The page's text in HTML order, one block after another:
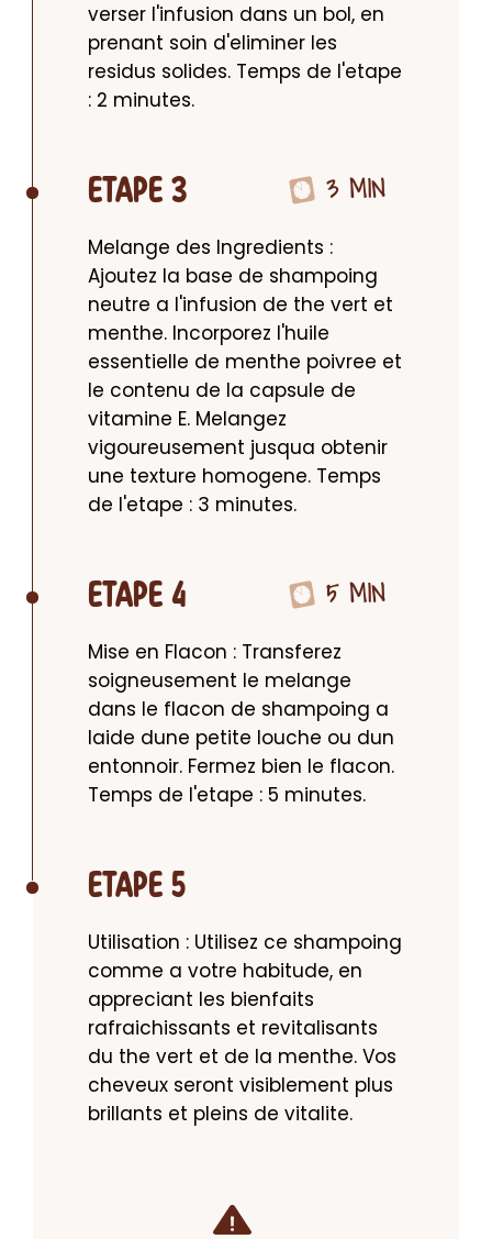
verser l'infusion dans un bol, en
prenant soin d'eliminer les
residus solides. Temps de l'etape
: 2 minutes.
ETAPE 3 3 MIN
Melange des Ingredients :
Ajoutez la base de shampoing
neutre a l'infusion de the vert et
menthe. Incorporez l'huile
essentielle de menthe poivree et
le contenu de la capsule de
vitamine E. Melangez
vigoureusement jusqua obtenir
une texture homogene. Temps
de l'etape : 3 minutes.
ETAPE 4 5 MIN
Mise en Flacon : Transferez
soigneusement le melange
dans le flacon de shampoing a
laide dune petite louche ou dun
entonnoir. Fermez bien le flacon.
Temps de l'etape : 5 minutes.
ETAPE 5
Utilisation : Utilisez ce shampoing
comme a votre habitude, en
appreciant les bienfaits
rafraichissants et revitalisants
du the vert et de la menthe. Vos
cheveux seront visiblement plus
brillants et pleins de vitalite.